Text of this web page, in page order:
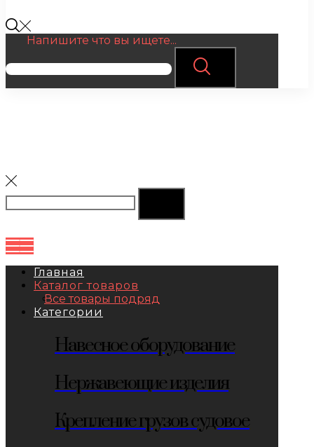
Напишите что вы ищете...
Главная
Каталог товаров
Все товары подряд
Категории
Навесное оборудование
Нержавеющие изделия
Крепление грузов судовое